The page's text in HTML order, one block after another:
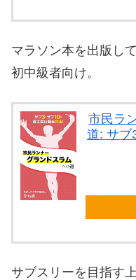
マラソン本を出版し
初中級者向け。
市民ラ
道: サブ
サブスリーを目指す